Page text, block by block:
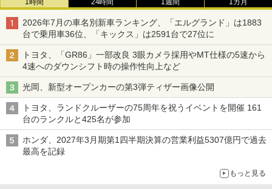
1時間 24時間 1週間 1カ月
2026年7月の車名別新車ランキング、「エルグランド」は1883
台で乗用車36位、「キックス」は2591台で27位に
トヨタ、「GR86」一部改良 3眼カメラ採用やMT仕様の5速から
4速へのダウンシフト時の操作性向上など
光岡、新型オープンカーの第3弾ティザー画像公開
トヨタ、ランドクルーザーの75周年を祝うイベントを開催 161
台のランクルと425名が参加
ホンダ、2027年3月期第1四半期決算の営業利益5307億円で過去
最高を記録
もっと見る